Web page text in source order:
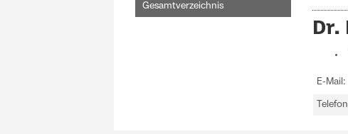
Gesamtverzeichnis
Dr.
E-Mail: